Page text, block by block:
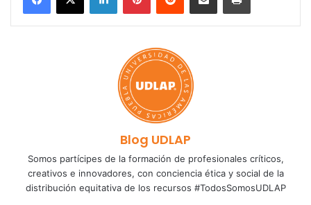
Blog UDLAP
Somos partícipes de la formación de profesionales críticos,
creativos e innovadores, con conciencia ética y social de la
distribución equitativa de los recursos #TodosSomosUDLAP